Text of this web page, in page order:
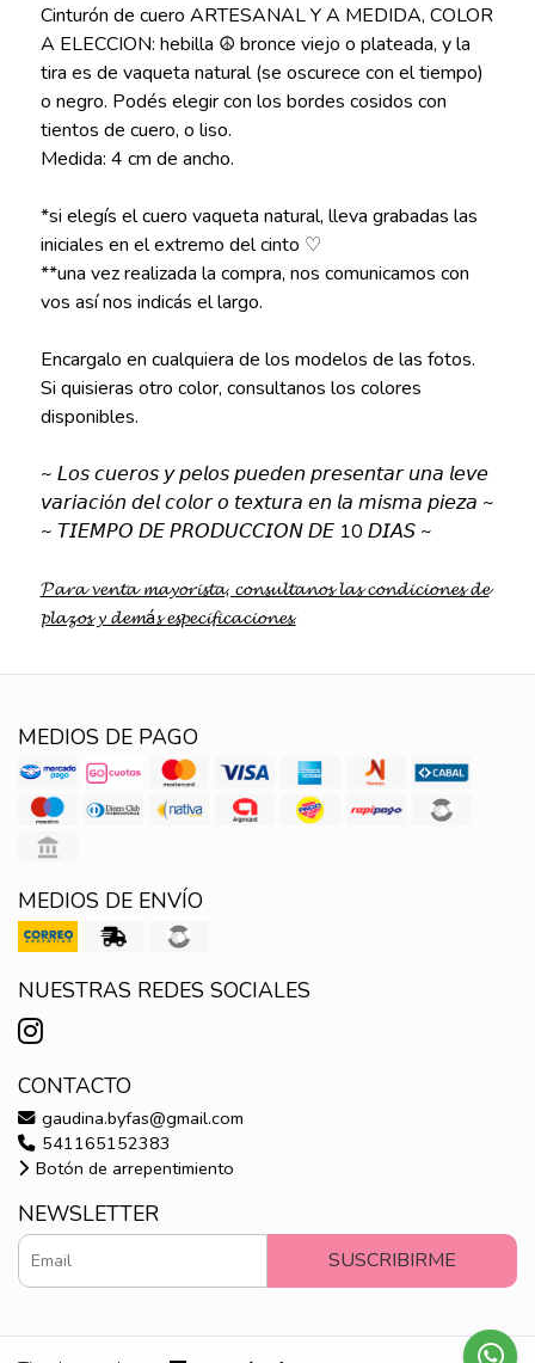
Cinturón de cuero ARTESANAL Y A MEDIDA, COLOR
A ELECCION: hebilla ☮️ bronce viejo o plateada, y la
tira es de vaqueta natural (se oscurece con el tiempo)
o negro. Podés elegir con los bordes cosidos con
tientos de cuero, o liso.
Medida: 4 cm de ancho.
*si elegís el cuero vaqueta natural, lleva grabadas las
iniciales en el extremo del cinto ♡
**una vez realizada la compra, nos comunicamos con
vos así nos indicás el largo.
Encargalo en cualquiera de los modelos de las fotos.
Si quisieras otro color, consultanos los colores
disponibles.
~ 𝘓𝘰𝘴 𝘤𝘶𝘦𝘳𝘰𝘴 𝘺 𝘱𝘦𝘭𝘰𝘴 𝘱𝘶𝘦𝘥𝘦𝘯 𝘱𝘳𝘦𝘴𝘦𝘯𝘵𝘢𝘳 𝘶𝘯𝘢 𝘭𝘦𝘷𝘦
𝘷𝘢𝘳𝘪𝘢𝘤𝘪ó𝘯 𝘥𝘦𝘭 𝘤𝘰𝘭𝘰𝘳 𝘰 𝘵𝘦𝘹𝘵𝘶𝘳𝘢 𝘦𝘯 𝘭𝘢 𝘮𝘪𝘴𝘮𝘢 𝘱𝘪𝘦𝘻𝘢 ~
~ 𝘛𝘐𝘌𝘔𝘗𝘖 𝘋𝘌 𝘗𝘙𝘖𝘋𝘜𝘊𝘊𝘐𝘖𝘕 𝘋𝘌 10 𝘋𝘐𝘈𝘚 ~
𝓟𝓪𝓻𝓪 𝓿𝓮𝓷𝓽𝓪 𝓶𝓪𝔂𝓸𝓻𝓲𝓼𝓽𝓪, 𝓬𝓸𝓷𝓼𝓾𝓵𝓽𝓪𝓷𝓸𝓼 𝓵𝓪𝓼 𝓬𝓸𝓷𝓭𝓲𝓬𝓲𝓸𝓷𝓮𝓼 𝓭𝓮
𝓹𝓵𝓪𝔃𝓸𝓼 𝔂 𝓭𝓮𝓶á𝓼 𝓮𝓼𝓹𝓮𝓬𝓲𝓯𝓲𝓬𝓪𝓬𝓲𝓸𝓷𝓮𝓼.
MEDIOS DE PAGO
MEDIOS DE ENVÍO
NUESTRAS REDES SOCIALES
CONTACTO
gaudina.byfas@gmail.com
541165152383
Botón de arrepentimiento
NEWSLETTER
SUSCRIBIRME